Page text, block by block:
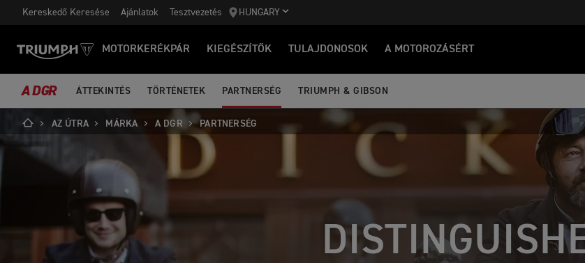
Kereskedő Keresése Ajánlatok Tesztvezetés HUNGARY
MOTORKERÉKPÁR KIEGÉSZÍTŐK TULAJDONOSOK A MOTOROZÁSÉRT
A DGR ÁTTEKINTÉS TÖRTÉNETEK PARTNERSÉG TRIUMPH & GIBSON
AZ ÚTRA MÁRKA A DGR PARTNERSÉG